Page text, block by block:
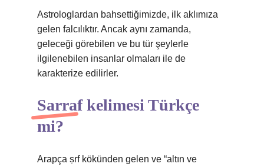
Astrologlardan bahsettiğimizde, ilk aklımıza
gelen falcılıktır. Ancak aynı zamanda,
geleceği görebilen ve bu tür şeylerle
ilgilenebilen insanlar olmaları ile de
karakterize edilirler.
Sarraf kelimesi Türkçe
mi?
Arapça ṣrf kökünden gelen ve “altın ve